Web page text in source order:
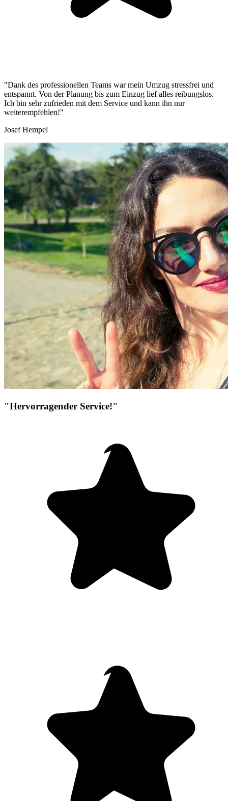
"Dank des professionellen Teams war mein Umzug stressfrei und
entspannt. Von der Planung bis zum Einzug lief alles reibungslos.
Ich bin sehr zufrieden mit dem Service und kann ihn nur
weiterempfehlen!"
Josef Hempel
"Hervorragender Service!"